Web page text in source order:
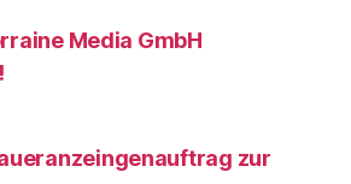
Media GmbH
zur